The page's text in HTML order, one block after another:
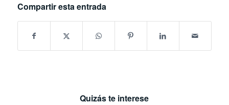
Compartir esta entrada
Quizás te interese